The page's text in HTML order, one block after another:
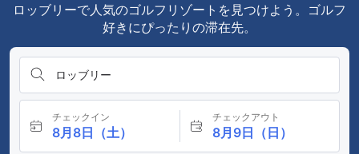
ロッブリーで人気のゴルフリゾートを見つけよう。ゴルフ
好きにぴったりの滞在先。
ロッブリー
チェックイン
8月8日（土）
チェックアウト
8月9日（日）